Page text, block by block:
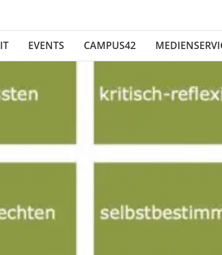
EVENTS CAMPUS42
MEDIENPÄDAGOGIK